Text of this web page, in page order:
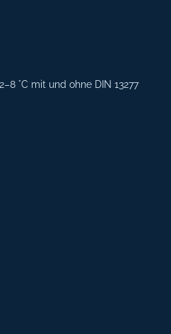
°C mit und ohne DIN 13277